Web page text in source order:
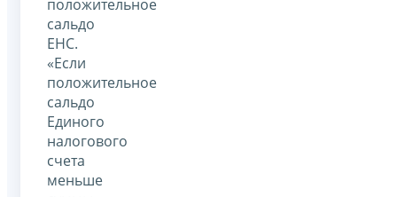
положительное
сальдо
ЕНС.
«Если
положительное
сальдо
Единого
налогового
счета
меньше